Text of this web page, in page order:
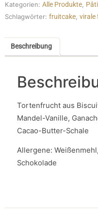
Kategorien: Alle Produkte
Schlagwörter: fruitcake virale
Beschreibung
Tortenfrucht aus
Mandel-Vanille,
Cacao-Butter-Schale
Allergene:
Schokolade